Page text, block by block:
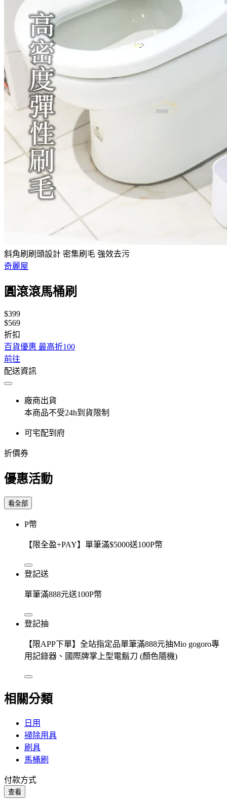
斜角刷刷頭設計 密集刷毛 強效去污
奇麗屋
圓滾滾馬桶刷
$399
$569
折扣
百貨優惠 最高折100
前往
配送資訊
廠商出貨
本商品不受24h到貨限制
可宅配到府
折價券
優惠活動
看全部
P幣
【限全盈+PAY】單筆滿$5000送100P幣
登記送
單筆滿888元送100P幣
登記抽
【限APP下單】全站指定品單筆滿888元抽Mio gogoro專
用記錄器、國際牌掌上型電鬍刀 (顏色隨機)
相關分類
日用
掃除用具
刷具
馬桶刷
付款方式
查看